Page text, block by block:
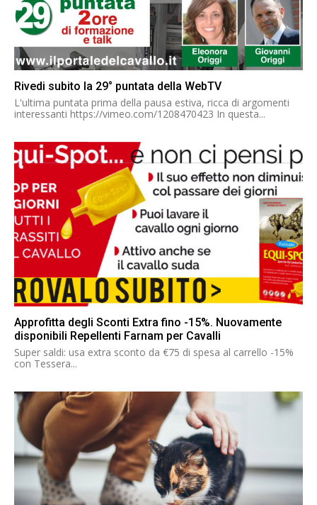
Rivedi subito la 29° puntata della WebTV
L'ultima puntata prima della pausa estiva, ricca di argomenti
interessanti https://vimeo.com/1208470423 In questa...
Approfitta degli Sconti Extra fino -15%. Nuovamente
disponibili Repellenti Farnam per Cavalli
Super saldi: usa extra sconto da €75 di spesa al carrello -15%
con Tessera...